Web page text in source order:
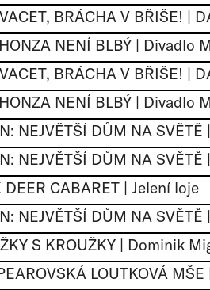
BRÁCHA V BŘIŠE! |
NENÍ BLBÝ | Divadlo
BRÁCHA V BŘIŠE! |
NENÍ BLBÝ | Divadlo
NEJVĚTŠÍ DŮM NA SVĚTĚ
NEJVĚTŠÍ DŮM NA SVĚTĚ
DEER CABARET | Jelení loje
NEJVĚTŠÍ DŮM NA SVĚTĚ